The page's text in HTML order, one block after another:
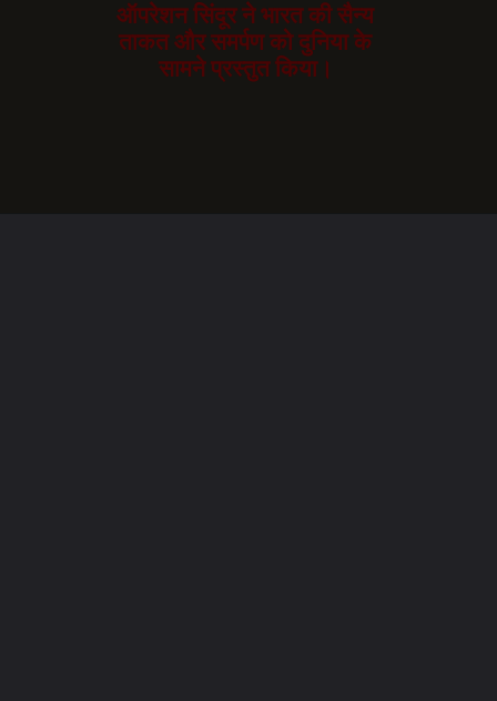
ऑपरेशन सिंदूर ने भारत की सैन्य
ताकत और समर्पण को दुनिया के
सामने प्रस्तुत किया।